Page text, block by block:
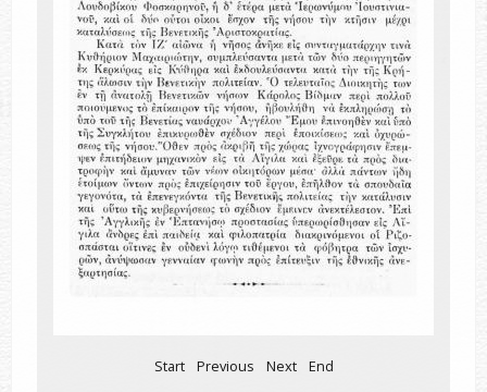
Start Previous Next
End